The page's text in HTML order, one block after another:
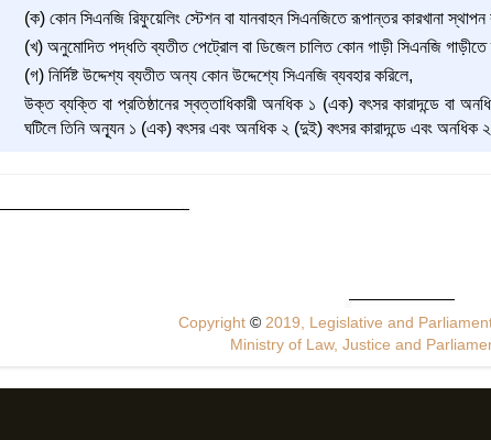
(ক) কোন সিএনজি রিফুয়েলিং স্টেশন বা যানবাহন সিএনজিতে রূপান্তর কারখানা স্থাপন
(খ) অনুমোদিত পদ্ধতি ব্যতীত পেট্রোল বা ডিজেল চালিত কোন গাড়ী সিএনজি গাড়ীতে
(গ) নির্দিষ্ট উদ্দেশ্য ব্যতীত অন্য কোন উদ্দেশ্যে সিএনজি ব্যবহার করিলে,
উক্ত ব্যক্তি বা প্রতিষ্ঠানের স্বত্তাধিকারী অনধিক ১ (এক) বৎসর কারাদন্ডে বা
ঘটিলে তিনি অনূ্যন ১ (এক) বৎসর এবং অনধিক ২ (দুই) বৎসর কারাদন্ডে এবং অনধিক ২
Copyright© 2019, Legislative and
Ministry of Law, Justice and